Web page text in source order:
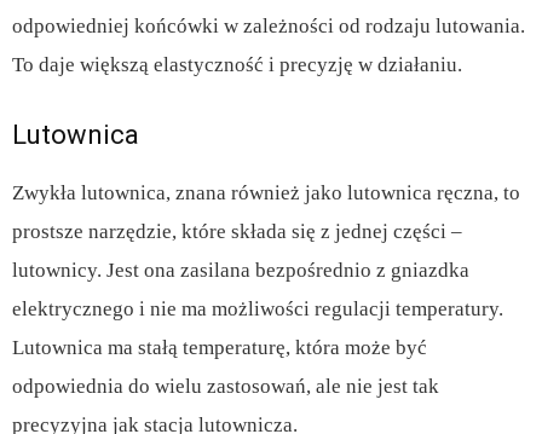
odpowiedniej końcówki w zależności od rodzaju lutowania.
To daje większą elastyczność i precyzję w działaniu.
Lutownica
Zwykła lutownica, znana również jako lutownica ręczna, to
prostsze narzędzie, które składa się z jednej części –
lutownicy. Jest ona zasilana bezpośrednio z gniazdka
elektrycznego i nie ma możliwości regulacji temperatury.
Lutownica ma stałą temperaturę, która może być
odpowiednia do wielu zastosowań, ale nie jest tak
precyzyjna jak stacja lutownicza.